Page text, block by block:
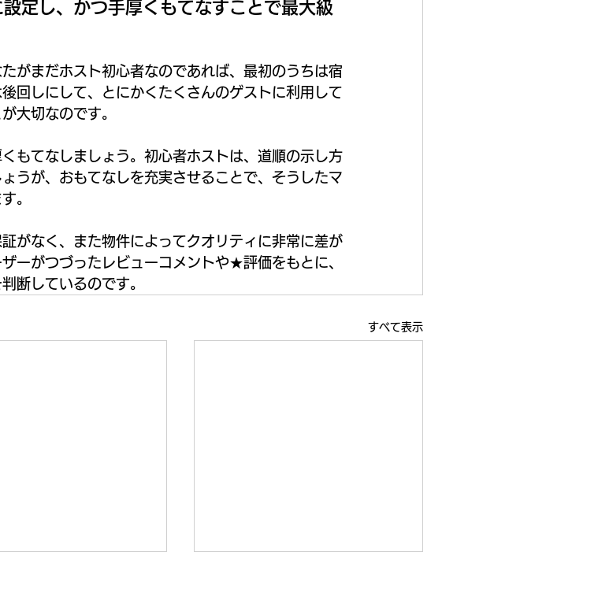
定し、かつ手厚くもてなすことで最大級
がまだホスト初心者なのであれば、最初のうちは宿
回しにして、とにかくたくさんのゲストに利用して
大切なのです。
もてなしましょう。初心者ホストは、道順の示し方
うが、おもてなしを充実させることで、そうしたマ
。
がなく、また物件によってクオリティに非常に差が
ーがつづったレビューコメントや★評価をもとに、
断しているのです。
すべて表示